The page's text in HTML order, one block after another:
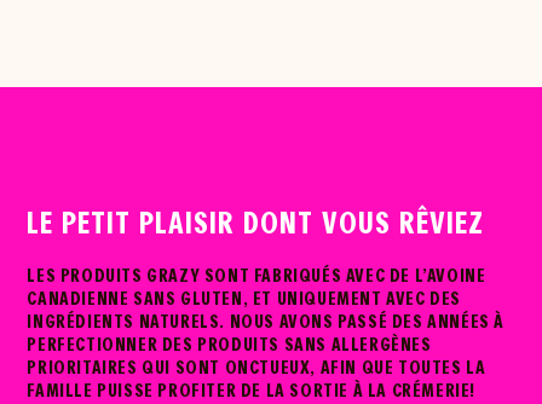
LE PETIT PLAISIR DONT VOUS RÊVIEZ
LES PRODUITS GRAZY SONT FABRIQUÉS AVEC DE L’AVOINE
CANADIENNE SANS GLUTEN, ET UNIQUEMENT AVEC DES
INGRÉDIENTS NATURELS. NOUS AVONS PASSÉ DES ANNÉES À
PERFECTIONNER DES PRODUITS SANS ALLERGÈNES
PRIORITAIRES QUI SONT ONCTUEUX, AFIN QUE TOUTES LA
FAMILLE PUISSE PROFITER DE LA SORTIE À LA CRÉMERIE!